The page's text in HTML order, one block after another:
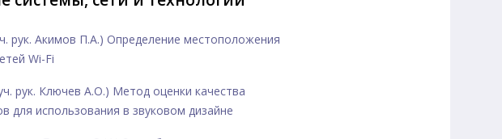
рук. Акимов П.А.) Определение местоположения
Wi-Fi
рук. Ключев А.О.) Метод оценки качества
для использования в звуковом дизайне